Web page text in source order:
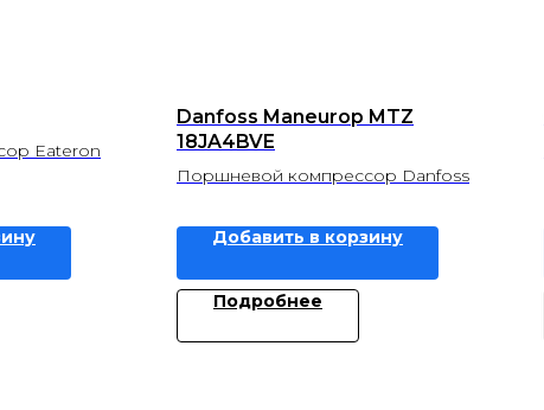
Eateron
Danfoss Maneurop MTZ
18JA4BVE
Поршневой компрессор Danfoss
Добавить в корзину
Подробнее